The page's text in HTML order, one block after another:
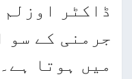
ڈاکٹر
جرمنی کے سو
میں ہوتا ہے۔